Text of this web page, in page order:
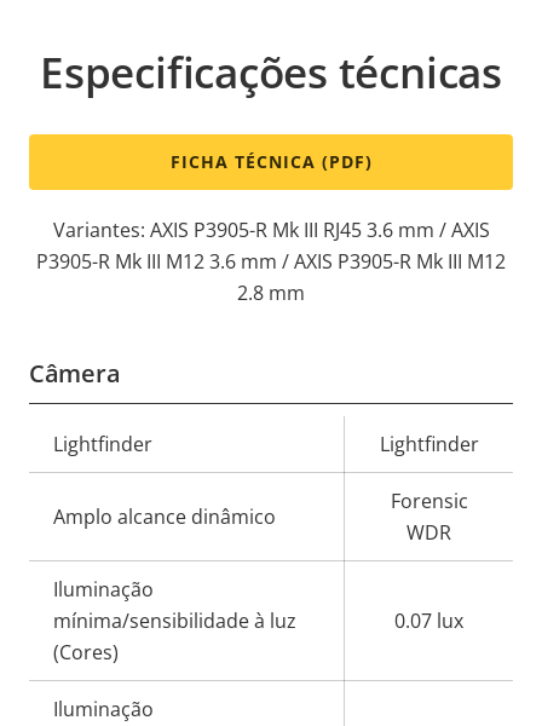
Especificações técnicas
FICHA TÉCNICA (PDF)
Variantes: AXIS P3905-R Mk III RJ45 3.6 mm / AXIS
P3905-R Mk III M12 3.6 mm / AXIS P3905-R Mk III M12
2.8 mm
Câmera
Descrição
da
propriedade
Lightfinder Lightfinder
Amplo alcance dinâmico
Forensic
WDR
Iluminação
mínima/sensibilidade à luz
(Cores)
0.07 lux
Iluminação